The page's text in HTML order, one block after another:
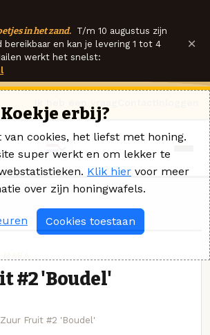
in het zand. T/m 10 augustus zijn
en kan je levering 1 tot 4
werkt het snelst:
×
#2 'Boudel'
Zuur Fruit #2 'Boudel'
Koekje erbij?
van cookies, het liefst met honing.
super werkt en om lekker te
Klik hier voor meer
over zijn honingwafels.
Cookies toestaan